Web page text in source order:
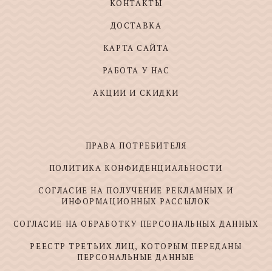
КОНТАКТЫ
ДОСТАВКА
КАРТА САЙТА
РАБОТА У НАС
АКЦИИ И СКИДКИ
ПРАВА ПОТРЕБИТЕЛЯ
ПОЛИТИКА КОНФИДЕНЦИАЛЬНОСТИ
СОГЛАСИЕ НА ПОЛУЧЕНИЕ РЕКЛАМНЫХ И
ИНФОРМАЦИОННЫХ РАССЫЛОК
СОГЛАСИЕ НА ОБРАБОТКУ ПЕРСОНАЛЬНЫХ ДАННЫХ
РЕЕСТР ТРЕТЬИХ ЛИЦ, КОТОРЫМ ПЕРЕДАНЫ
ПЕРСОНАЛЬНЫЕ ДАННЫЕ